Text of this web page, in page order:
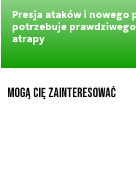
Presja ataków i nowego
potrzebuje
atrapy
Mogą Cię zainteresować